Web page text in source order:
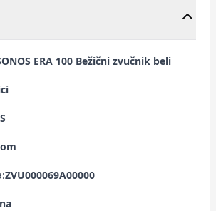
ERA 100 Bežični zvučnik beli
ZVU000069A00000